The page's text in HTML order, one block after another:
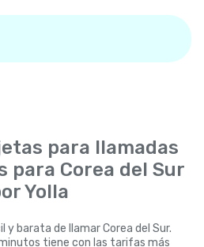
para llamadas
para Corea del Sur
Yolla
y barata de llamar Corea del Sur.
tiene con las tarifas más